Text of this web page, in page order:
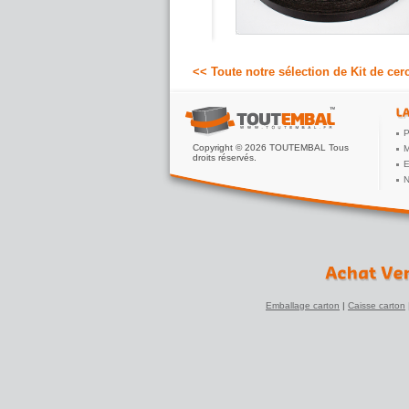
<< Toute notre sélection de Kit de
Copyright © 2026 TOUTEMBAL Tous
droits réservés.
Emballage carton | Caisse carton